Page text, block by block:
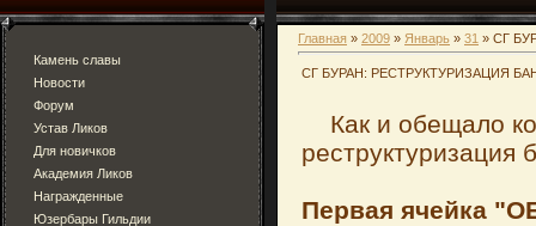
Камень славы
Новости
Форум
Устав Ликов
Для новичков
Академия Ликов
Награжденные
Юзербары Гильдии
Главная » 2009 » Январь » 31 » СГ
СГ БУРАН: РЕСТРУКТУРИЗАЦИЯ
Как и обещало
реструктуризация
Первая ячейка